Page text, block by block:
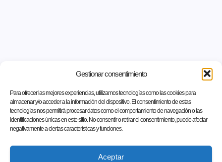
Gestionar consentimiento
Para ofrecer las mejores experiencias, utilizamos tecnologías como las cookies para
almacenar y/o acceder a la información del dispositivo. El consentimiento de estas
tecnologías nos permitirá procesar datos como el comportamiento de navegación o las
identificaciones únicas en este sitio. No consentir o retirar el consentimiento, puede afectar
negativamente a ciertas características y funciones.
Aceptar